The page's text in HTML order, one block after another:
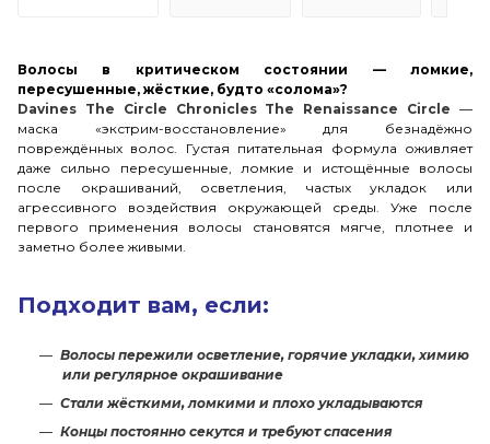
Волосы в критическом состоянии — ломкие,
пересушенные, жёсткие, будто «солома»?
Davines The Circle Chronicles The Renaissance Circle —
маска «экстрим-восстановление» для безнадёжно
повреждённых волос. Густая питательная формула оживляет
даже сильно пересушенные, ломкие и истощённые волосы
после окрашиваний, осветления, частых укладок или
агрессивного воздействия окружающей среды. Уже после
первого применения волосы становятся мягче, плотнее и
заметно более живыми.
Подходит вам, если:
Волосы пережили осветление, горячие укладки, химию
или регулярное окрашивание
Стали жёсткими, ломкими и плохо укладываются
Концы постоянно секутся и требуют спасения